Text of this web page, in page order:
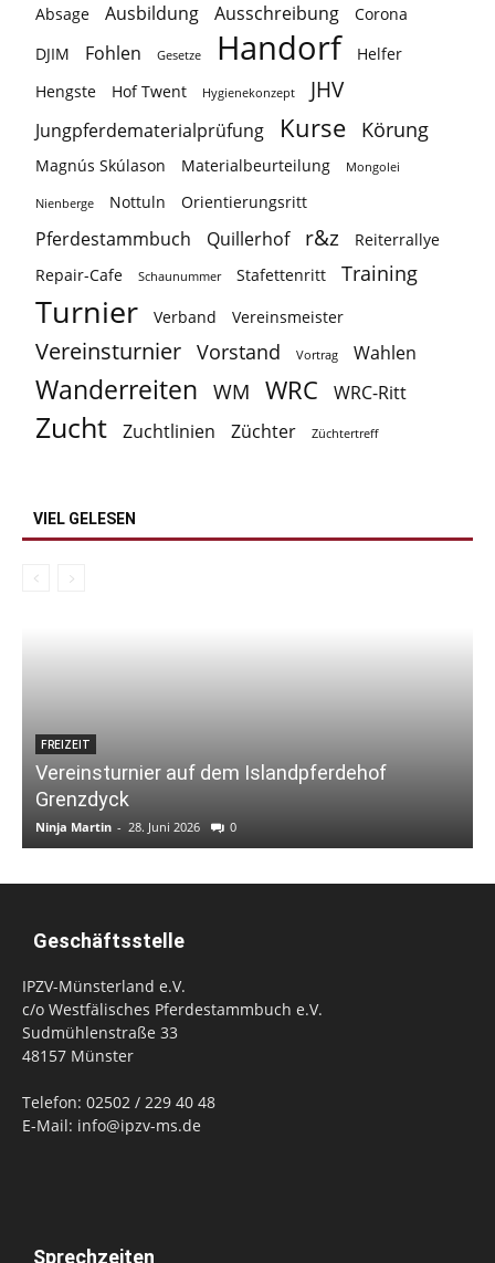
Absage Ausbildung Ausschreibung
Corona
DJIM
Fohlen Gesetze Handorf
Helfer
Hengste
Hof Twent Hygienekonzept JHV
Jungpferdematerialprüfung Kurse Körung
Magnús Skúlason Materialbeurteilung Mongolei
Nienberge Nottuln Orientierungsritt
Pferdestammbuch Quillerhof r&z
Reiterrallye
Repair-Cafe
Schaunummer Stafettenritt Training
Turnier Verband Vereinsmeister
Vereinsturnier Vorstand Vortrag Wahlen
Wanderreiten WM WRC WRC-Ritt
Zucht Zuchtlinien Züchter Züchtertreff
VIEL GELESEN
FREIZEIT
Vereinsturnier auf dem Islandpferdehof
Grenzdyck
Ninja Martin - 28. Juni 2026 0
Geschäftsstelle
IPZV-Münsterland e.V.
c/o Westfälisches Pferdestammbuch e.V.
Sudmühlenstraße 33
48157 Münster
Telefon: 02502 / 229 40 48
E-Mail: info@ipzv-ms.de
Sprechzeiten